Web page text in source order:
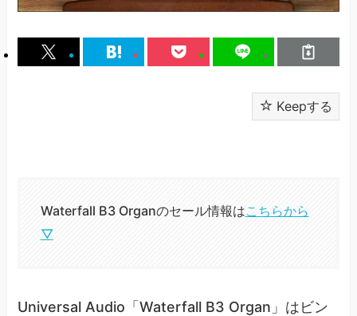
Keepする
Waterfall B3 Organのセール情報はこちらから
▽
Universal Audio「Waterfall B3 Organ」はビン